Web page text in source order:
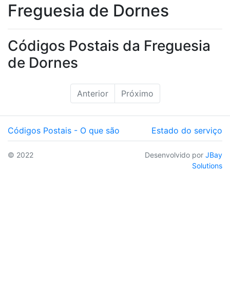
Freguesia de Dornes
Códigos Postais da Freguesia
de Dornes
Anterior Próximo
Códigos Postais - O que são Estado do serviço
© 2022 Desenvolvido por JBay
Solutions